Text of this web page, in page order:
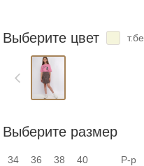
Выберите цвет
Выберите размер
34 36 38 40 Р-р